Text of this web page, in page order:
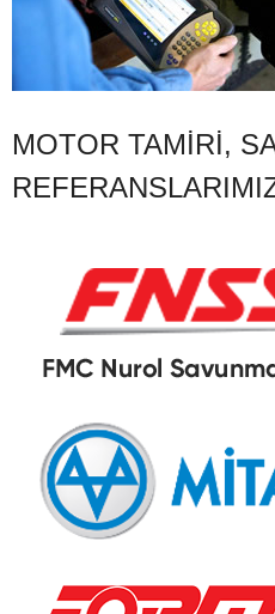
MOTOR TAMIRI,